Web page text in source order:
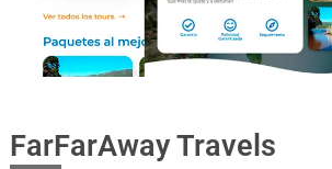
FarFarAway Travels